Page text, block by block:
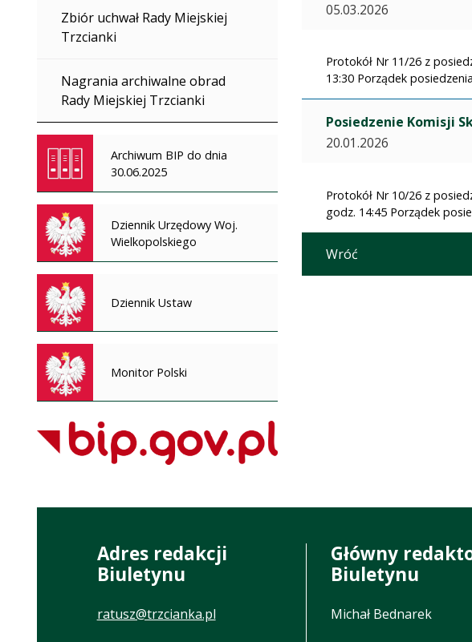
Zbiór uchwał Rady Miejskiej
Trzcianki
Nagrania archiwalne obrad
Rady Miejskiej Trzcianki
Archiwum BIP do dnia
30.06.2025
Dziennik Urzędowy Woj.
Wielkopolskiego
Dziennik Ustaw
Monitor Polski
05.03.2026
Protokół Nr 11/26 z
13:30 Porządek
Posiedzenie Komisji
20.01.2026
Protokół Nr 10/26 z
godz. 14:45 Porządek
Wróć
Adres redakcji
Biuletynu
ratusz@trzcianka.pl
Główny
Biuletynu
Michał Bednarek